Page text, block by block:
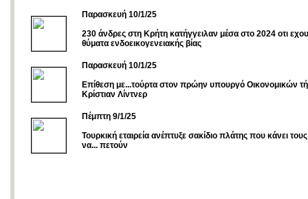
Παρασκευή 10/1/25
230 άνδρες στη Κρήτη κατήγγειλαν μέσα στο 2024 οτι
θύματα ενδοεικογενειακής βίας
Παρασκευή 10/1/25
Eπίθεση με...τούρτα στον πρώην υπουργό Οικονομικών
Κρίστιαν Λίντνερ
Πέμπτη 9/1/25
Τουρκική εταιρεία ανέπτυξε σακίδιο πλάτης που κάνει
να... πετούν